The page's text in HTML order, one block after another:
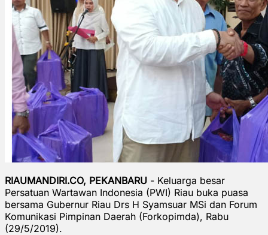
RIAUMANDIRI.CO, PEKANBARU - Keluarga besar
Persatuan Wartawan Indonesia (PWI) Riau buka puasa
bersama Gubernur Riau Drs H Syamsuar MSi dan Forum
Komunikasi Pimpinan Daerah (Forkopimda), Rabu
(29/5/2019).